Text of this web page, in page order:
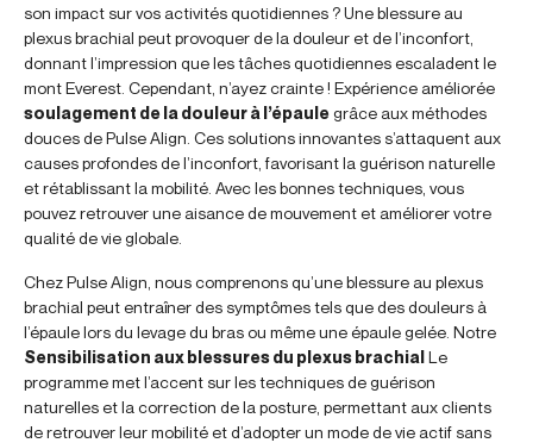
son impact sur vos activités quotidiennes ? Une blessure au
plexus brachial peut provoquer de la douleur et de l’inconfort,
donnant l’impression que les tâches quotidiennes escaladent le
mont Everest. Cependant, n’ayez crainte ! Expérience améliorée
soulagement de la douleur à l’épaule grâce aux méthodes
douces de Pulse Align. Ces solutions innovantes s’attaquent aux
causes profondes de l’inconfort, favorisant la guérison naturelle
et rétablissant la mobilité. Avec les bonnes techniques, vous
pouvez retrouver une aisance de mouvement et améliorer votre
qualité de vie globale.
Chez Pulse Align, nous comprenons qu’une blessure au plexus
brachial peut entraîner des symptômes tels que des douleurs à
l’épaule lors du levage du bras ou même une épaule gelée. Notre
Sensibilisation aux blessures du plexus brachialLe
programme met l’accent sur les techniques de guérison
naturelles et la correction de la posture, permettant aux clients
de retrouver leur mobilité et d’adopter un mode de vie actif sans